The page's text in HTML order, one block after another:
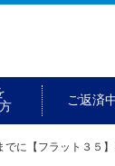
ご返済
でに【フラット３５